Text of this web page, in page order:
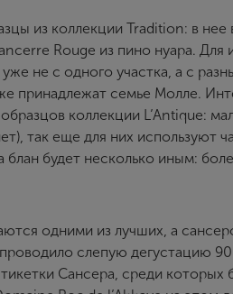
из коллекции Tradition: в нее
Rouge из пино нуара. Для
не с одного участка, а с
принадлежат семье Молле.
коллекции L’Antique:
так еще для них используют
блан будет несколько иным:
одними из лучших, а
слепую дегустацию
Сансера, среди которых
Пароль
Я согласен с условиями